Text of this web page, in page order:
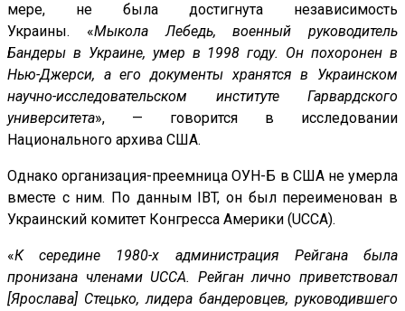
мере, не была достигнута независимость
Украины. «Мыкола Лебедь, военный руководитель
Бандеры в Украине, умер в 1998 году. Он похоронен в
Нью-Джерси, а его документы хранятся в Украинском
научно-исследовательском институте Гарвардского
университета», — говорится в исследовании
Национального архива США.
Однако организация-преемница ОУН-Б в США не умерла
вместе с ним. По данным IBT, он был переименован в
Украинский комитет Конгресса Америки (UCCA).
«К середине 1980-х администрация Рейгана была
пронизана членами UCCA. Рейган лично приветствовал
[Ярослава] Стецько, лидера бандеровцев, руководившего